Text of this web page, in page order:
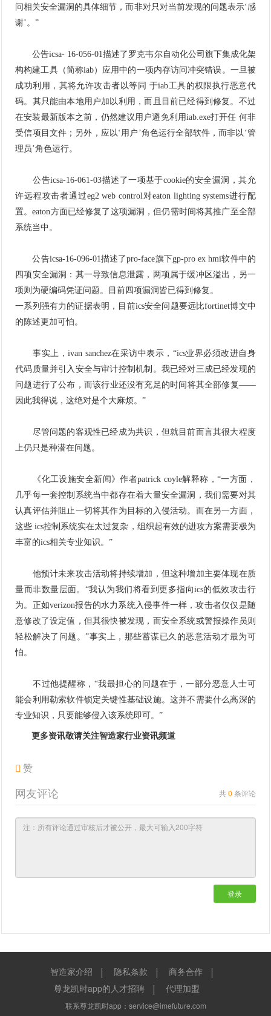
问相关安全漏洞的具体细节，而非对只对当前发现的问题表示‘感
谢’。”
公告icsa- 16-056-01描述了罗克韦尔自动化公司旗下集成化架
构构建工具（简称iab）应用中的一项内存访问冲突错误。一旦被
成功利用，其将允许攻击者以等同 于iab工具的权限执行恶意代
码。其只能由本地用户加以利用，而且目前已经得到修复。不过
在安装最新版本之前，仍然建议用户避免利用iab.exe打开任 何非
受信项目文件；另外，应以‘用户’角色运行全部软件，而非以‘管
理员’角色运行。
公告icsa-16-061-03描述了一项基于cookie的安全漏洞，其允
许远程攻击者通过eg2 web control对eaton lighting systems进行配
置。eaton方面已经修复了这项漏洞，但仍需时间将其推广至全部
系统当中。
公告icsa-16-096-01描述了pro-face旗下gp-pro ex hmi软件中的
四项安全漏洞：其一导致信息泄露，两项属于缓冲区溢出，另一
项则为硬编码凭证问题。目前四项漏洞皆已得到修复。
一系列强有力的证据表明，目前ics安全问题要远比fortinet博文中
的陈述更加可怕。
事实上，ivan sanchez在采访中表示，“ics业界必须改进自身
代码质量并引入安全与审计控制机制。我已经对三成已经发现的
问题进行了公布，而该行业还没有充足的时间将其全部修复——
因此我得说，这绝对是个大麻烦。”
尽管问题的客观性已经成为共识，但就目前而言其很大程度
上仍只是种潜在问题。
《化工设施安全新闻》作者patrick coyle解释称，“一方面，
几乎每一套控制系统当中都存在着大量安全漏洞，我们需要对其
认真评估并阻止一切将其作为目标的入侵活动。而在另一方面，
这些 ics控制系统实在太过复杂，组织起有效的进攻方案需要极为
丰富的ics相关专业知识。”
他预计未来攻击活动将持续增加，但这种增加主要体现在质
量而非数量层面。“我认为我们将看到更多指向ics的低效攻击行
为。正如verizon报告的水力系统入侵事件一样，攻击者仅仅是随
意修改了设定值，但其很快被发现，而安全系统或警报操作员则
轻松解决了问题。”事实上，那些蓄谋已久的恶意活动才最为可
怕。
不过他提醒称，“我最担心的问题在于，一部分恶意人士可
能会利用勒索软件锁定关键性基础设施。这并不需要什么高深的
专业知识，只要能够侵入该系统即可。”
更多资讯敬请关注智造家行业资讯频道
赞
网友评论 共0 条评论
登录
智造家介绍 隐私条款
商务合作
尊龙凯时app的人才招聘
代理加盟
联系尊龙凯时app： service@imefuture.com